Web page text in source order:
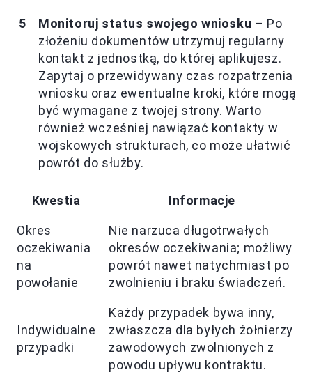
Monitoruj status swojego wniosku – Po
złożeniu dokumentów utrzymuj regularny
kontakt z jednostką, do której aplikujesz.
Zapytaj o przewidywany czas rozpatrzenia
wniosku oraz ewentualne kroki, które mogą
być wymagane z twojej strony. Warto
również wcześniej nawiązać kontakty w
wojskowych strukturach, co może ułatwić
powrót do służby.
Kwestia Informacje
Okres
oczekiwania
na
powołanie
Nie narzuca długotrwałych
okresów oczekiwania; możliwy
powrót nawet natychmiast po
zwolnieniu i braku świadczeń.
Indywidualne
przypadki
Każdy przypadek bywa inny,
zwłaszcza dla byłych żołnierzy
zawodowych zwolnionych z
powodu upływu kontraktu.